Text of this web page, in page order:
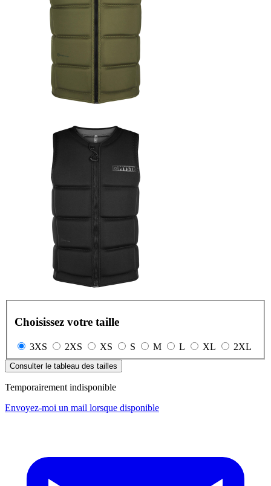
Choisissez votre taille
3XS 2XS XS S M L XL 2XL
Consulter le tableau des tailles
Temporairement indisponible
Envoyez-moi un mail lorsque disponible